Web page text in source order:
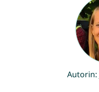
Autorin: